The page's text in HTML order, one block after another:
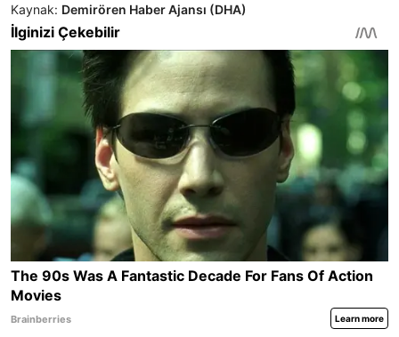
Kaynak: Demirören Haber Ajansı (DHA)